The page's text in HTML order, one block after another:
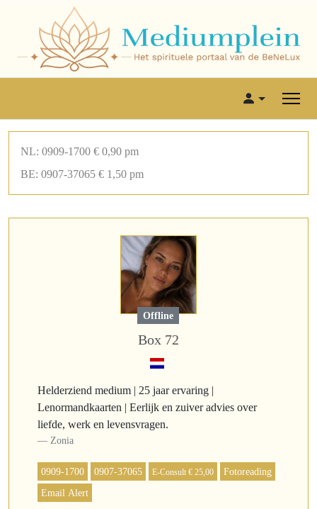
NL: 0909-1700 € 0,90 pm
BE: 0907-37065 € 1,50 pm
Offline
Box 72
Helderziend medium | 25 jaar ervaring |
Lenormandkaarten | Eerlijk en zuiver advies over
liefde, werk en levensvragen.
Zonia
0909-1700 0907-37065 E-Consult € 25,00
Fotoreading
Email Alert